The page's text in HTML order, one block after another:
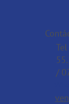
/